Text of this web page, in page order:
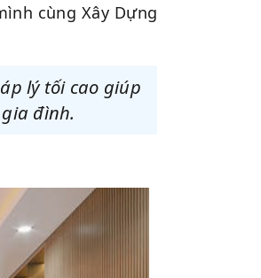
cùng Xây Dựng
lý tối cao giúp
đình.